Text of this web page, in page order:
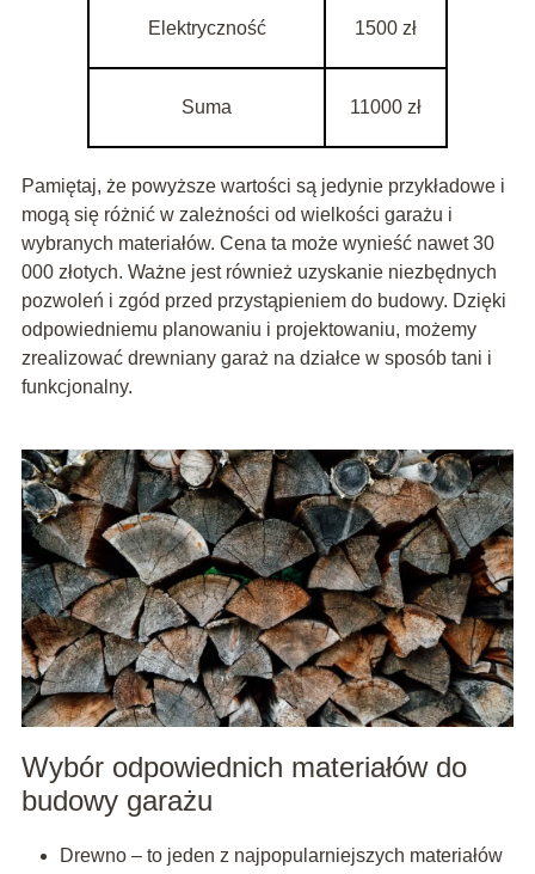
Elektryczność 1500 zł
Suma 11000 zł
Pamiętaj, że powyższe wartości są jedynie przykładowe i
mogą się różnić w zależności od wielkości garażu i
wybranych materiałów. Cena ta może wynieść nawet 30
000 złotych. Ważne jest również uzyskanie niezbędnych
pozwoleń i zgód przed przystąpieniem do budowy. Dzięki
odpowiedniemu planowaniu i projektowaniu, możemy
zrealizować drewniany garaż na działce w sposób tani i
funkcjonalny.
Wybór odpowiednich materiałów do
budowy garażu
Drewno – to jeden z najpopularniejszych materiałów